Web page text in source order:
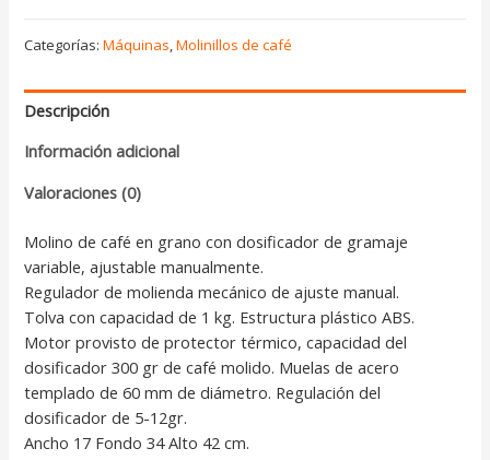
Categorías:Máquinas,Molinillos de café
Descripción
Información adicional
Valoraciones (0)
Molino de café en grano con dosificador de gramaje
variable, ajustable manualmente.
Regulador de molienda mecánico de ajuste manual.
Tolva con capacidad de 1 kg. Estructura plástico ABS.
Motor provisto de protector térmico, capacidad del
dosificador 300 gr de café molido. Muelas de acero
templado de 60 mm de diámetro. Regulación del
dosificador de 5-12gr.
Ancho 17 Fondo 34 Alto 42 cm.